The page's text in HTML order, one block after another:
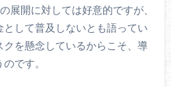
展開に対しては好意的ですが、
して普及しないとも語ってい
クを懸念しているからこそ、導
です。